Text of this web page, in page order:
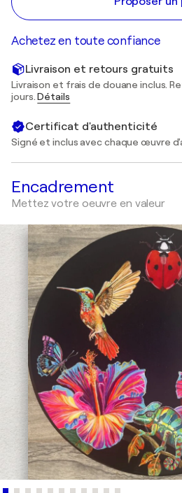
Achetez en toute confiance
Livraison et retours gratuits
Livraison et frais de douane inclus.
jours.Détails
Certificat d'authenticité
Signé et inclus avec chaque œuvre
Encadrement
Mettez votre oeuvre en valeur